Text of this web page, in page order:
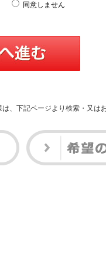
同意しません
、下記ページより検索・又は